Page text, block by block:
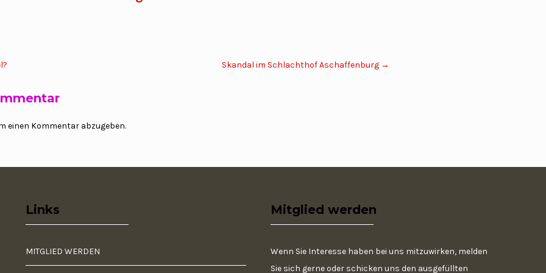
Skandal im Schlachthof Aschaffenburg →
einen Kommentar abzugeben.
Links
MITGLIED WERDEN
Mitglied werden
Wenn Sie Interesse haben bei uns mitzuwirken, melden
Sie sich gerne oder schicken uns den ausgefüllten